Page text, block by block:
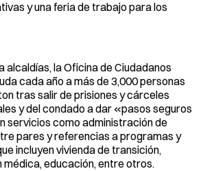
y una feria de trabajo para los
alcaldías, la Oficina de Ciudadanos
cada año a más de 3,000 personas
tras salir de prisiones y cárceles
y del condado a dar «pasos seguros
servicios como administración de
pares y referencias a programas y
incluyen vivienda de transición,
médica, educación, entre otros.